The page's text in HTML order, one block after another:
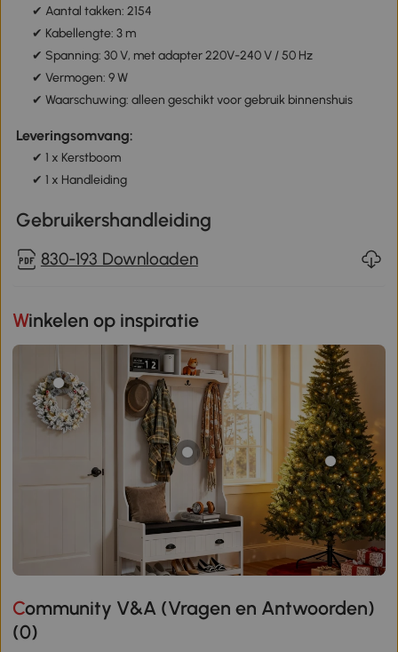
✔ Aantal takken: 2154
✔ Kabellengte: 3 m
✔ Spanning: 30 V, met adapter 220V-240 V / 50 Hz
✔ Vermogen: 9 W
✔ Waarschuwing: alleen geschikt voor gebruik binnenshuis
Leveringsomvang:
✔ 1 x Kerstboom
✔ 1 x Handleiding
Gebruikershandleiding
830-193 Downloaden
Winkelen op inspiratie
Community V&A (Vragen en Antwoorden)
(0)